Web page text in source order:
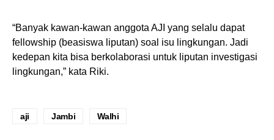
“Banyak kawan-kawan anggota AJI yang selalu dapat
fellowship (beasiswa liputan) soal isu lingkungan. Jadi
kedepan kita bisa berkolaborasi untuk liputan investigasi
lingkungan,” kata Riki.
aji Jambi Walhi